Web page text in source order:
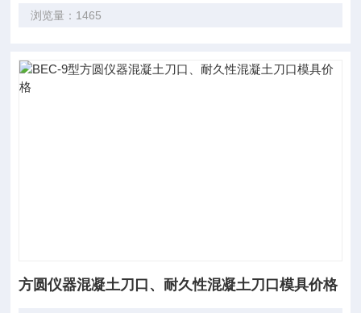
浏览量：1465
方圆仪器混凝土刀口、耐久性混凝土刀口模具价格